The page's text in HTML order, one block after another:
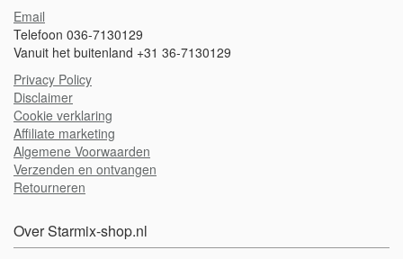
Email
Telefoon 036-7130129
Vanuit het buitenland +31 36-7130129
Privacy Policy
Disclaimer
Cookie verklaring
Affiliate marketing
Algemene Voorwaarden
Verzenden en ontvangen
Retourneren
Over Starmix-shop.nl